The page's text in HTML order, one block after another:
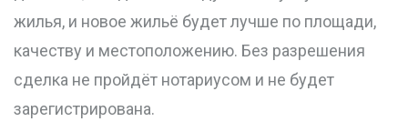
жилья, и новое жильё будет лучше по площади,
качеству и местоположению. Без разрешения
сделка не пройдёт нотариусом и не будет
зарегистрирована.